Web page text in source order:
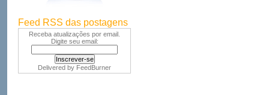
Feed RSS das postagens
Receba atualizações por email.
Digite seu email:
Delivered by FeedBurner